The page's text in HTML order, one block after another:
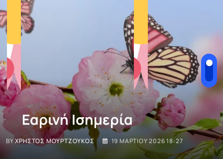
Εαρινή Ισημερία
BYΧΡΉΣΤΟΣ ΜΟΥΡΤΖΟΎΚΟΣ 19 ΜΑΡΤΊΟΥ 2026 18:27